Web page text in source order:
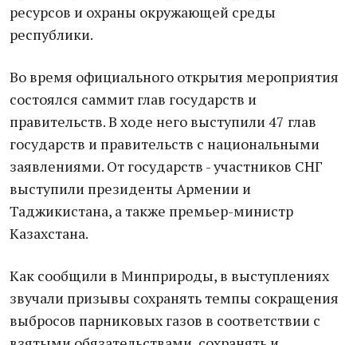
ресурсов и охраны окружающей среды
республики.
Во время официального открытия мероприятия
состоялся саммит глав государств и
правительств. В ходе него выступили 47 глав
государств и правительств с национальными
заявлениями. От государств - участников СНГ
выступили президенты Армении и
Таджикистана, а также премьер-министр
Казахстана.
Как сообщили в Минприроды, в выступлениях
звучали призывы сохранять темпы сокращения
выбросов парниковых газов в соответствии с